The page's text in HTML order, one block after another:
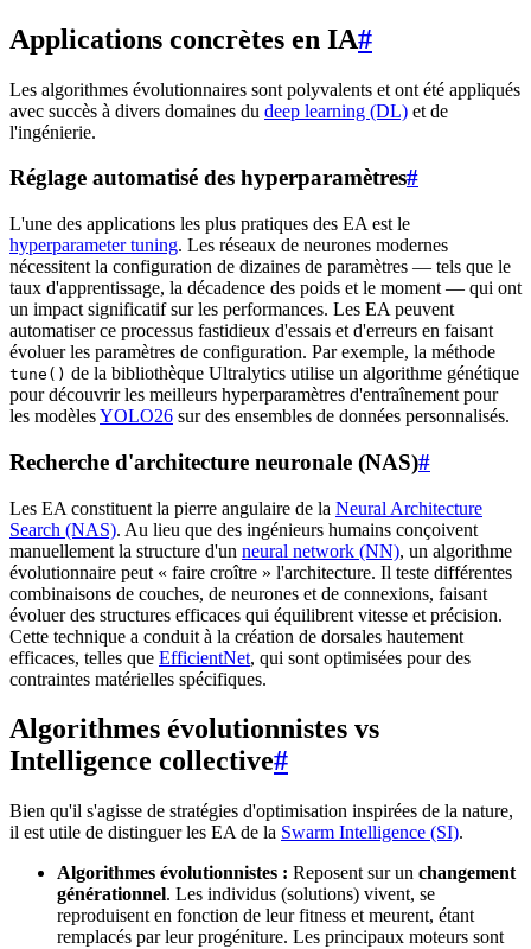
Applications concrètes en IA#
Les algorithmes évolutionnaires sont polyvalents et ont été appliqués
avec succès à divers domaines du deep learning (DL) et de
l'ingénierie.
Réglage automatisé des hyperparamètres#
L'une des applications les plus pratiques des EA est le
hyperparameter tuning. Les réseaux de neurones modernes
nécessitent la configuration de dizaines de paramètres — tels que le
taux d'apprentissage, la décadence des poids et le moment — qui ont
un impact significatif sur les performances. Les EA peuvent
automatiser ce processus fastidieux d'essais et d'erreurs en faisant
évoluer les paramètres de configuration. Par exemple, la méthode
tune() de la bibliothèque Ultralytics utilise un algorithme génétique
pour découvrir les meilleurs hyperparamètres d'entraînement pour
les modèlesYOLO26 sur des ensembles de données personnalisés.
Recherche d'architecture neuronale (NAS)#
Les EA constituent la pierre angulaire de la Neural Architecture
Search (NAS). Au lieu que des ingénieurs humains conçoivent
manuellement la structure d'un neural network (NN), un algorithme
évolutionnaire peut « faire croître » l'architecture. Il teste différentes
combinaisons de couches, de neurones et de connexions, faisant
évoluer des structures efficaces qui équilibrent vitesse et précision.
Cette technique a conduit à la création de dorsales hautement
efficaces, telles que EfficientNet, qui sont optimisées pour des
contraintes matérielles spécifiques.
Algorithmes évolutionnistes vs
Intelligence collective#
Bien qu'il s'agisse de stratégies d'optimisation inspirées de la nature,
il est utile de distinguer les EA de la Swarm Intelligence (SI).
Algorithmes évolutionnistes : Reposent sur un changement
générationnel. Les individus (solutions) vivent, se
reproduisent en fonction de leur fitness et meurent, étant
remplacés par leur progéniture. Les principaux moteurs sont